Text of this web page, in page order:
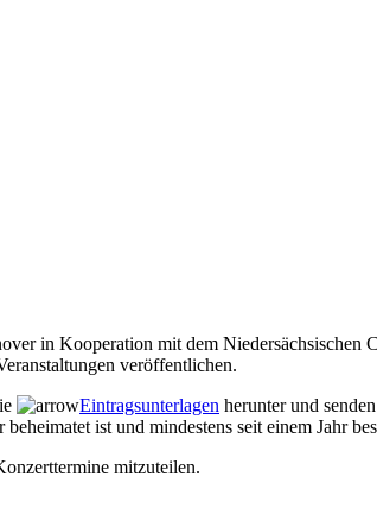
in Kooperation mit dem
veröffentlichen.
Eintragsunterlagen herunter und
ist und mindestens seit einem Jahr
mitzuteilen.